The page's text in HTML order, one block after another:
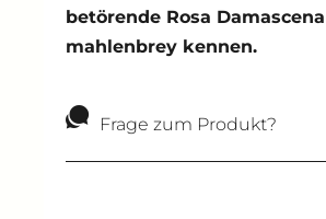
betörende Rosa
mahlenbrey kennen.
Frage zum Produkt?